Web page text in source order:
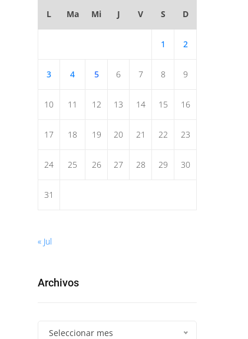
L Ma Mi J V S D
1 2
3 4 5 6 7 8 9
10 11 12 13 14 15 16
17 18 19 20 21 22 23
24 25 26 27 28 29 30
31
« Jul
Archivos
Seleccionar mes